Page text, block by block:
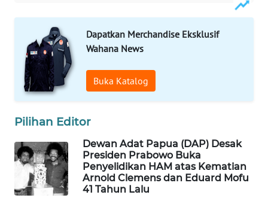
Dapatkan Merchandise Eksklusif
Wahana News
Buka Katalog
Pilihan Editor
Dewan Adat Papua (DAP) Desak
Presiden Prabowo Buka
Penyelidikan HAM atas Kematian
Arnold Clemens dan Eduard Mofu
41 Tahun Lalu
PERSONA
WAHANA
OTOMOTIF
WAHANA
HEALTH
DESA
WISATA
LAPAK